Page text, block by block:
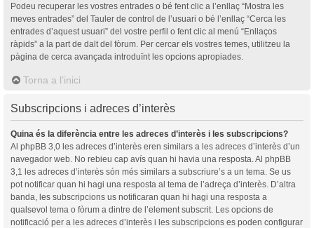
Podeu recuperar les vostres entrades o bé fent clic a l’enllaç “Mostra les
meves entrades” del Tauler de control de l’usuari o bé l’enllaç “Cerca les
entrades d’aquest usuari” del vostre perfil o fent clic al menú “Enllaços
ràpids” a la part de dalt del fòrum. Per cercar els vostres temes, utilitzeu la
pàgina de cerca avançada introduïnt les opcions apropiades.
Torna a l’inici
Subscripcions i adreces d’interès
Quina és la diferència entre les adreces d’interès i les subscripcions?
Al phpBB 3,0 les adreces d’interès eren similars a les adreces d’interès d’un
navegador web. No rebieu cap avís quan hi havia una resposta. Al phpBB
3,1 les adreces d’interès són més similars a subscriure’s a un tema. Se us
pot notificar quan hi hagi una resposta al tema de l’adreça d’interès. D’altra
banda, les subscripcions us notificaran quan hi hagi una resposta a
qualsevol tema o fòrum a dintre de l’element subscrit. Les opcions de
notificació per a les adreces d’interès i les subscripcions es poden configurar